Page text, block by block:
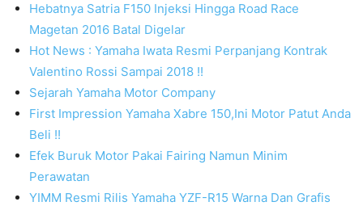
Hebatnya Satria F150 Injeksi Hingga Road Race
Magetan 2016 Batal Digelar
Hot News : Yamaha Iwata Resmi Perpanjang Kontrak
Valentino Rossi Sampai 2018 !!
Sejarah Yamaha Motor Company
First Impression Yamaha Xabre 150,Ini Motor Patut Anda
Beli !!
Efek Buruk Motor Pakai Fairing Namun Minim
Perawatan
YIMM Resmi Rilis Yamaha YZF-R15 Warna Dan Grafis